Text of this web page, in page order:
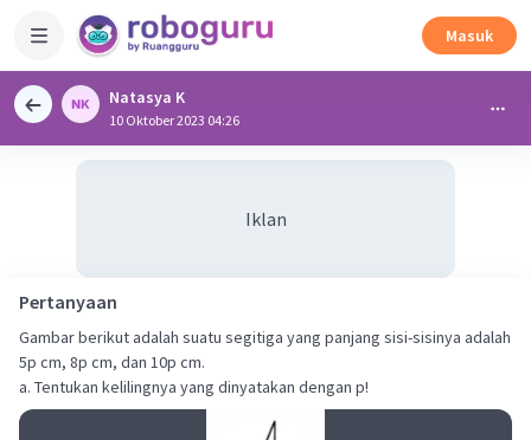
Masuk
Natasya K
10 Oktober 2023 04:26
Iklan
Pertanyaan
Gambar berikut adalah suatu segitiga yang panjang sisi-sisinya adalah
5p cm, 8p cm, dan 10p cm.
a. Tentukan kelilingnya yang dinyatakan dengan p!